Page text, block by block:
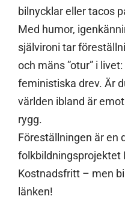
bilnycklar eller tacos
Med humor,
självironi tar
och mäns ”otur” i
feministiska drev. Är
världen ibland är
rygg.
Föreställningen är en
folkbildningsprojektet
Kostnadsfritt – men
länken!